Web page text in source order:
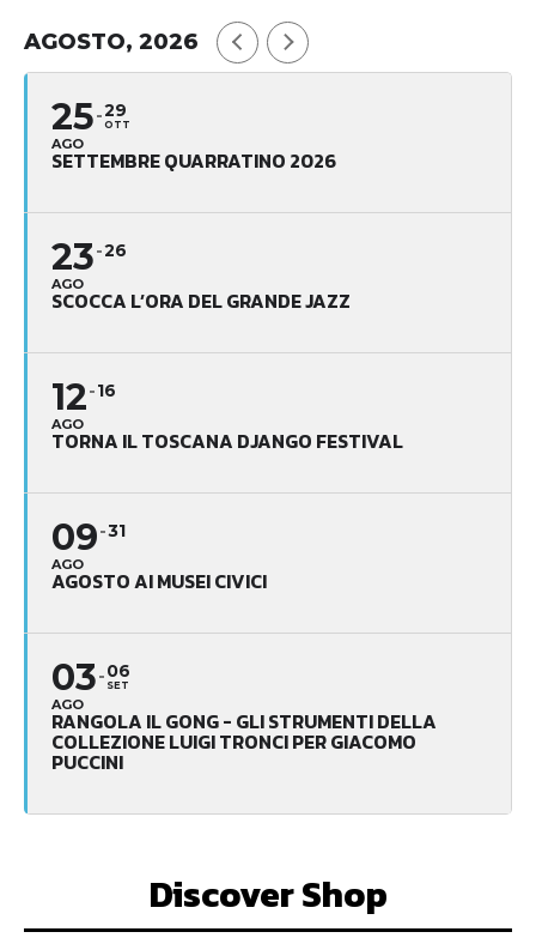
AGOSTO, 2026
25
AGO
29
OTT
SETTEMBRE QUARRATINO 2026
23
AGO
26
SCOCCA L’ORA DEL GRANDE JAZZ
12
AGO
16
TORNA IL TOSCANA DJANGO FESTIVAL
09
AGO
31
AGOSTO AI MUSEI CIVICI
03
AGO
06
SET
RANGOLA IL GONG - GLI STRUMENTI DELLA
COLLEZIONE LUIGI TRONCI PER GIACOMO
PUCCINI
Discover Shop